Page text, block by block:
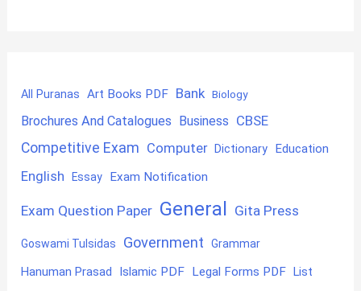
All Puranas Art Books PDF Bank Biology
Brochures And Catalogues Business CBSE
Competitive Exam Computer Dictionary Education
English Essay Exam Notification
Exam Question Paper General Gita Press
Goswami Tulsidas Government Grammar
Hanuman Prasad Islamic PDF Legal Forms PDF List